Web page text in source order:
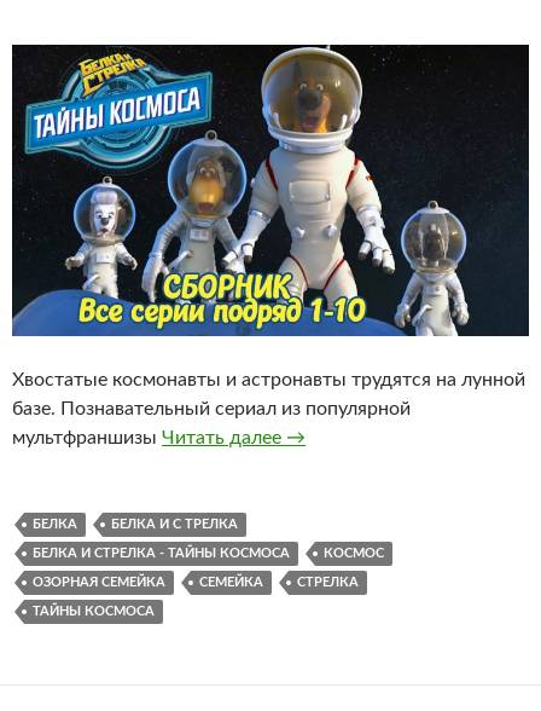
Хвостатые космонавты и астронавты трудятся на лунной
базе. Познавательный сериал из популярной
мультфраншизы Читать далее Белка и Стрелка — Озорная
→
БЕЛКА БЕЛКА И С ТРЕЛКА
БЕЛКА И СТРЕЛКА - ТАЙНЫ КОСМОСА КОСМОС
ОЗОРНАЯ СЕМЕЙКА СЕМЕЙКА СТРЕЛКА
ТАЙНЫ КОСМОСА